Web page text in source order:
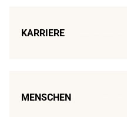
KARRIERE
MENSCHEN